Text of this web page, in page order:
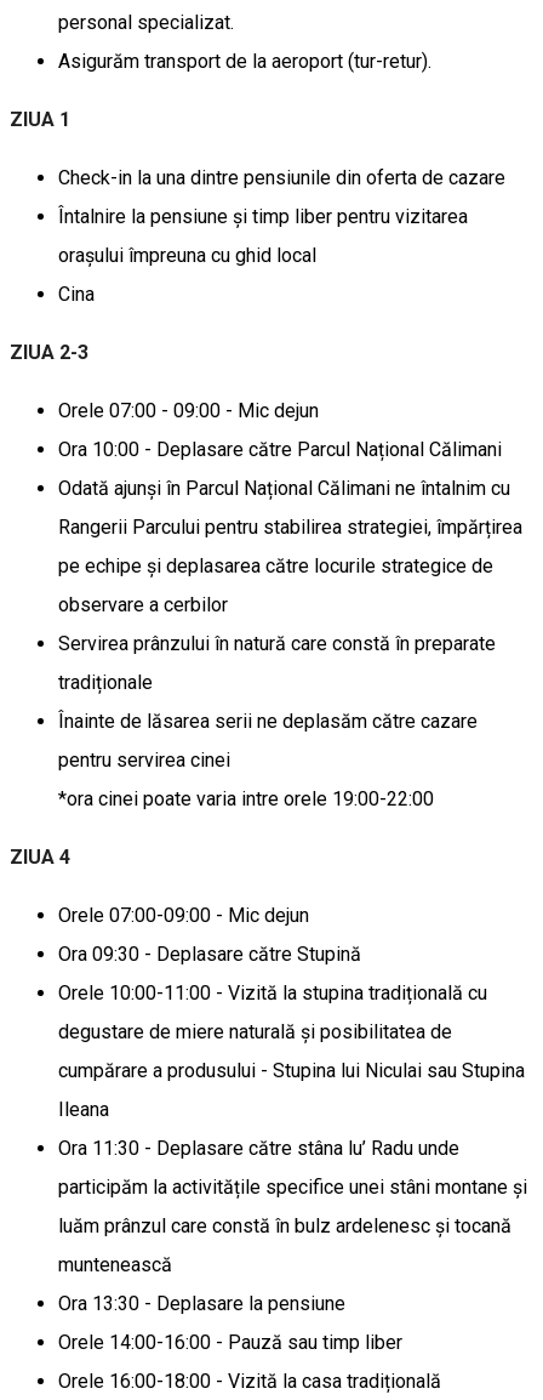
personal specializat.
Asigurăm transport de la aeroport (tur-retur).
ZIUA 1
Check-in la una dintre pensiunile din oferta de cazare
Întalnire la pensiune și timp liber pentru vizitarea
orașului împreuna cu ghid local
Cina
ZIUA 2-3
Orele 07:00 - 09:00 - Mic dejun
Ora 10:00 - Deplasare către Parcul Național Călimani
Odată ajunși în Parcul Național Călimani ne întalnim cu
Rangerii Parcului pentru stabilirea strategiei, împărțirea
pe echipe și deplasarea către locurile strategice de
observare a cerbilor
Servirea prânzului în natură care constă în preparate
tradiționale
Înainte de lăsarea serii ne deplasăm către cazare
pentru servirea cinei
*ora cinei poate varia intre orele 19:00-22:00
ZIUA 4
Orele 07:00-09:00 - Mic dejun
Ora 09:30 - Deplasare către Stupină
Orele 10:00-11:00 - Vizită la stupina tradițională cu
degustare de miere naturală și posibilitatea de
cumpărare a produsului - Stupina lui Niculai sau Stupina
Ileana
Ora 11:30 - Deplasare către stâna lu’ Radu unde
participăm la activitățile specifice unei stâni montane și
luăm prânzul care constă în bulz ardelenesc și tocană
muntenească
Ora 13:30 - Deplasare la pensiune
Orele 14:00-16:00 - Pauză sau timp liber
Orele 16:00-18:00 - Vizită la casa tradițională